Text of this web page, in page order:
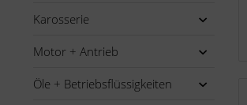
Karosserie
Motor + Antrieb
Öle + Betriebsflüssigkeiten